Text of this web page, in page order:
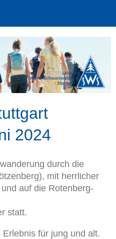
2024
durch die
mit herrlicher
auf die Rotenberg-
statt.
für jung und alt.